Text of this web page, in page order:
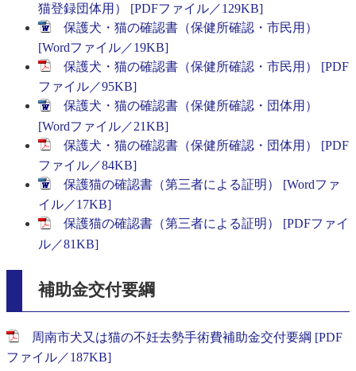
猫登録団体用） [PDFファイル／129KB]
保護犬・猫の確認書（保健所確認・市民用）
[Wordファイル／19KB]
保護犬・猫の確認書（保健所確認・市民用） [PDF
ファイル／95KB]
保護犬・猫の確認書（保健所確認・団体用）
[Wordファイル／21KB]
保護犬・猫の確認書（保健所確認・団体用） [PDF
ファイル／84KB]
保護猫の確認書（第三者による証明） [Wordファ
イル／17KB]
保護猫の確認書（第三者による証明） [PDFファイ
ル／81KB]
補助金交付要綱
周南市犬又は猫の不妊去勢手術費補助金交付要綱 [PDF
ファイル／187KB]